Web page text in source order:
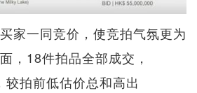
家一同竞价，使竞拍气氛更为
，18件拍品全部成交，
拍前低估价总和高出